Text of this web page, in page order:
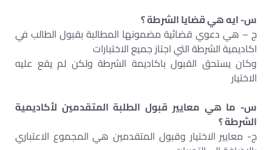
س- ايه هي قضايا الشرطة ؟
ج – هي دعوي قضائية مضمونها المطالبة بقبول الطالب في
اكاديمية الشرطة التي اجتاز جميع الاختبارات
وكان يستحق القبول باكاديمة الشرطة ولكن لم يقع عليه
الاختيار
س- ما هي معايير قبول الطلبة المتقدمين لأكاديمية
الشرطة ؟
ج- معايير الاختيار وقبول المتقدمين هي المجموع الاعتباري